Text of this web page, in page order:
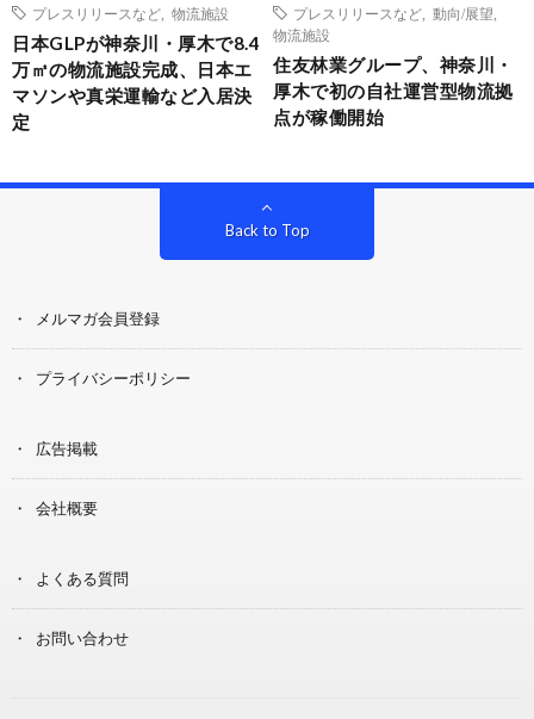
プレスリリースなど
物流施設
日本GLPが神奈川・厚木で8.4
万㎡の物流施設完成、日本エ
マソンや真栄運輸など入居決
定
プレスリリースなど
動向/展望
物流施設
住友林業グループ、神奈川・
厚木で初の自社運営型物流拠
点が稼働開始
Back to Top
メルマガ会員登録
プライバシーポリシー
広告掲載
会社概要
よくある質問
お問い合わせ